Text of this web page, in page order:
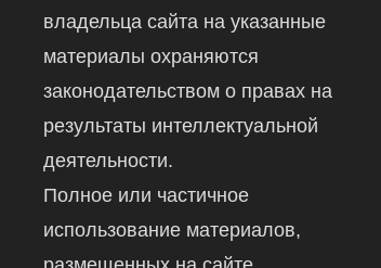
владельца сайта на указанные
материалы охраняются
законодательством о правах на
результаты интеллектуальной
деятельности.
Полное или частичное
использование материалов,